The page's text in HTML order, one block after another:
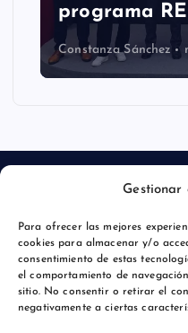
Gestionar
Para ofrecer las mejores
cookies para almacenar y/o
consentimiento de estas
el comportamiento de
sitio. No consentir o retirar el
negativamente a ciertas
programa
Constanza Sánchez
Aviso legal
Política de privacidad